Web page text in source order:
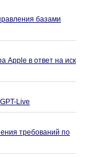
базами
Apple в ответ на иск
Live
требований по